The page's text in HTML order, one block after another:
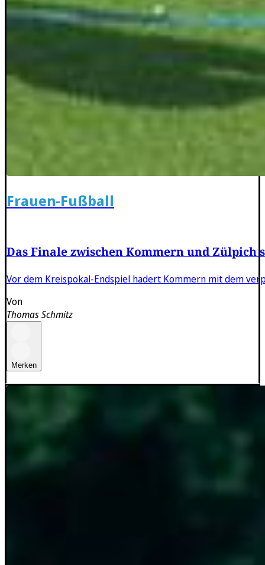
Frauen-Fußball
Das Finale zwischen Kommern und
Vor dem Kreispokal-Endspiel hadert Kommern mit dem
Von
Thomas Schmitz
Merken